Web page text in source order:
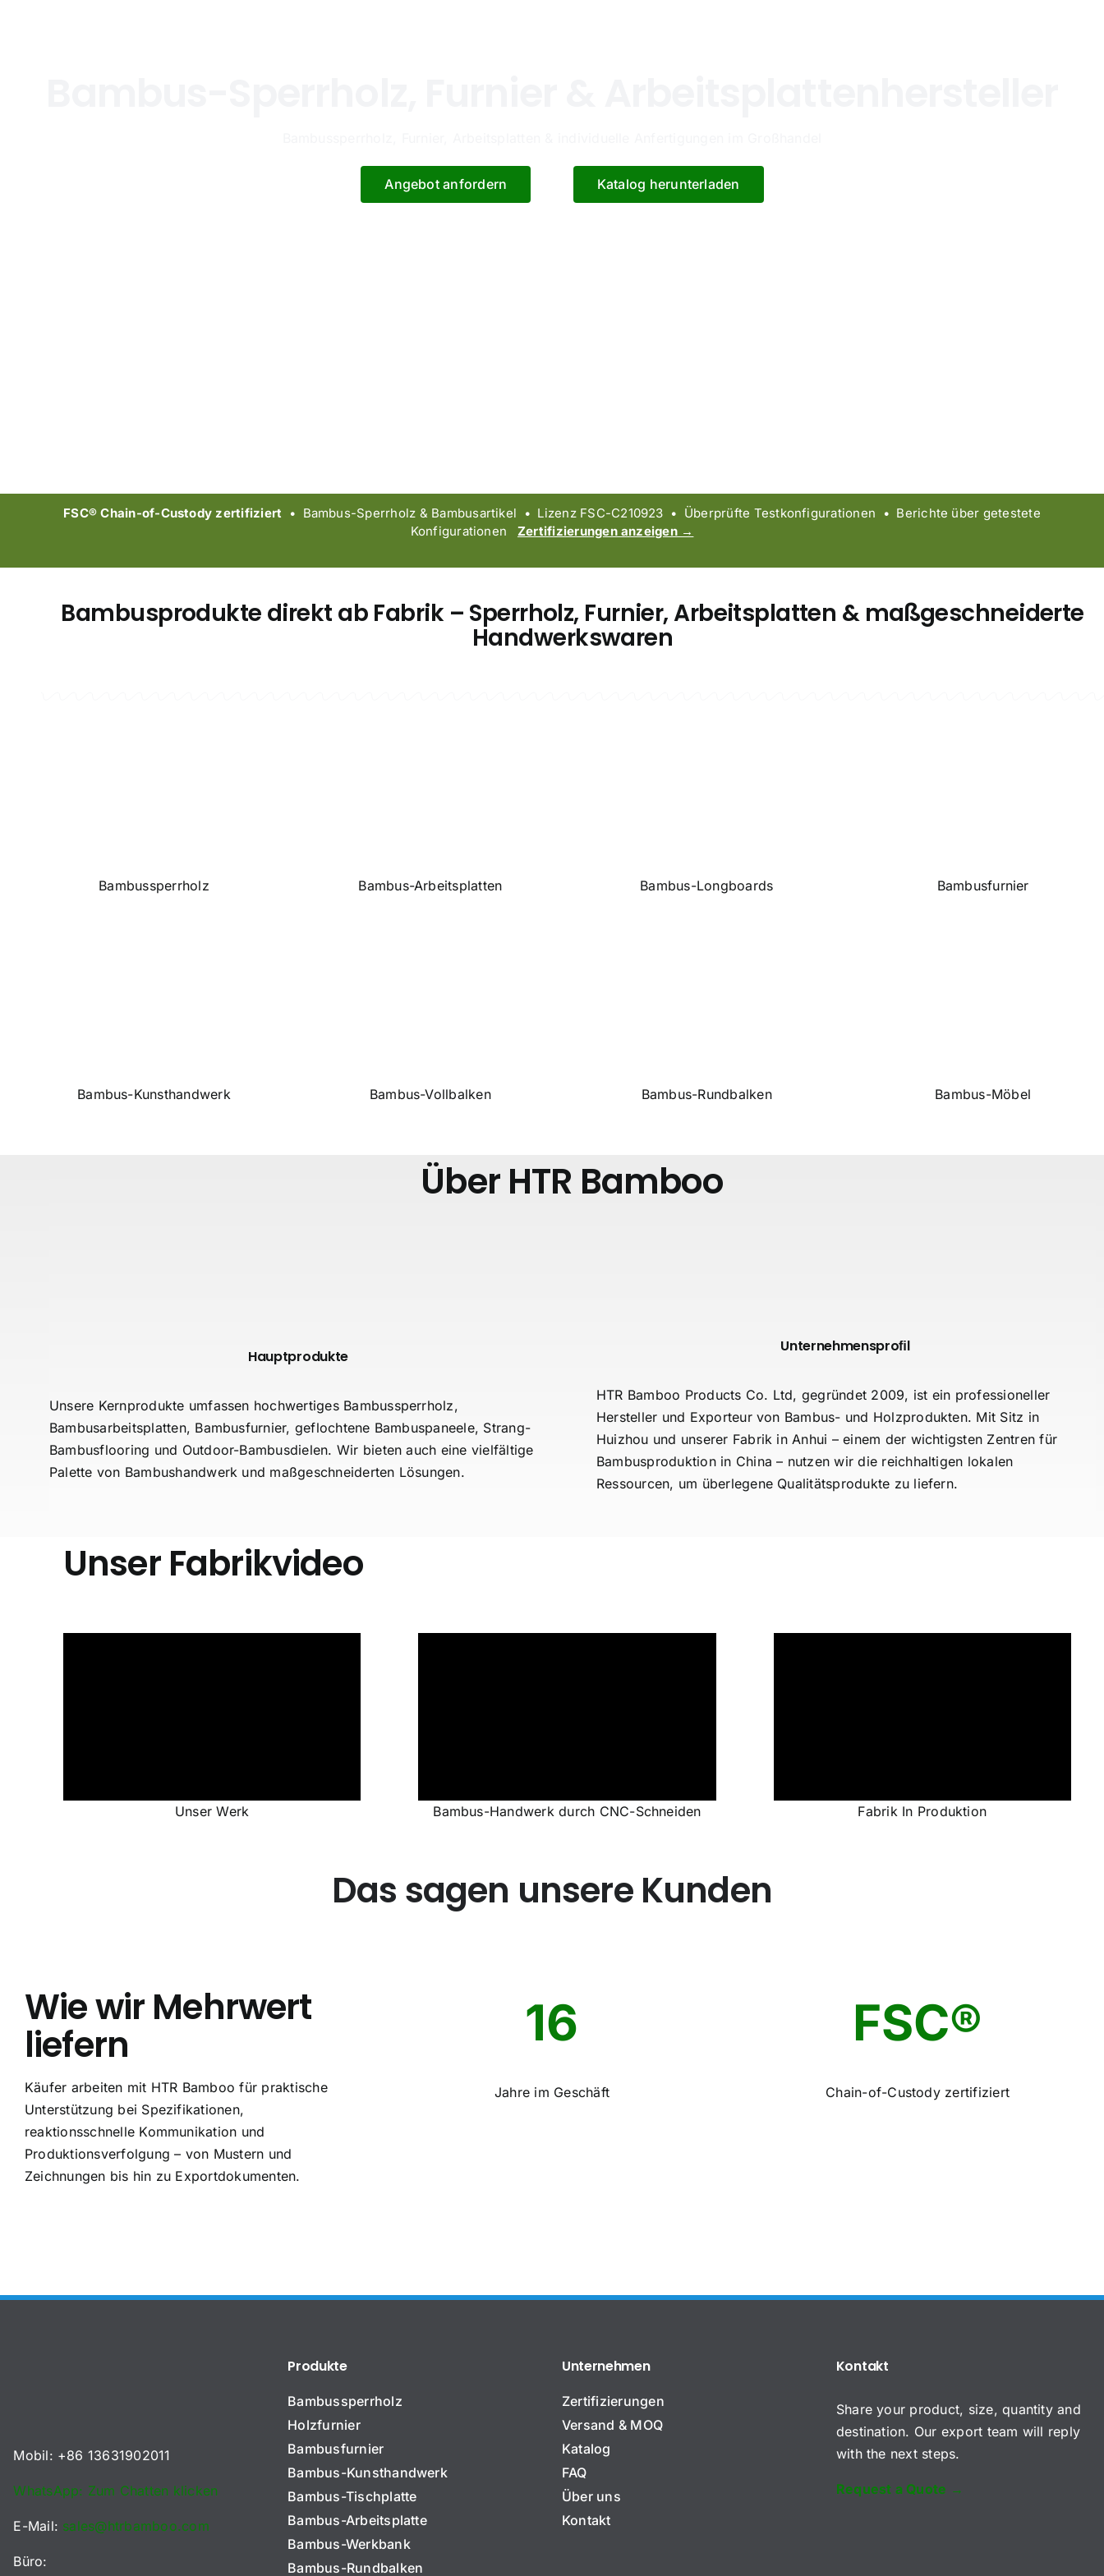
Angebot anfordern Katalog herunterladen
FSC® Chain-of-Custody zertifiziert • Bambus-Sperrholz & Bambusartikel • Lizenz FSC-C210923 • Überprüfte Testkonfigurationen • Berichte über getestete
Konfigurationen Zertifizierungen anzeigen →
Bambusprodukte direkt ab Fabrik – Sperrholz, Furnier, Arbeitsplatten & maßgeschneiderte
Handwerkswaren
Bambussperrholz Bambus-Arbeitsplatten Bambus-Longboards Bambusfurnier
Bambus-Kunsthandwerk Bambus-Vollbalken Bambus-Rundbalken Bambus-Möbel
Über HTR Bamboo
Hauptprodukte
Unsere Kernprodukte umfassen hochwertiges Bambussperrholz,
Bambusarbeitsplatten, Bambusfurnier, geflochtene Bambuspaneele, Strang-
Bambusflooring und Outdoor-Bambusdielen. Wir bieten auch eine vielfältige
Palette von Bambushandwerk und maßgeschneiderten Lösungen.
Unternehmensproﬁl
HTR Bamboo Products Co. Ltd, gegründet 2009, ist ein professioneller
Hersteller und Exporteur von Bambus- und Holzprodukten. Mit Sitz in
Huizhou und unserer Fabrik in Anhui – einem der wichtigsten Zentren für
Bambusproduktion in China – nutzen wir die reichhaltigen lokalen
Ressourcen, um überlegene Qualitätsprodukte zu liefern.
Unser Fabrikvideo
Unser Werk Bambus-Handwerk durch CNC-Schneiden Fabrik In Produktion
Das sagen unsere Kunden
Wie wir Mehrwert
liefern
Käufer arbeiten mit HTR Bamboo für praktische
Unterstützung bei Spezifikationen,
reaktionsschnelle Kommunikation und
Produktionsverfolgung – von Mustern und
Zeichnungen bis hin zu Exportdokumenten.
16
Jahre im Geschäft
FSC®
Chain-of-Custody zertifiziert
Mobil: +86 13631902011
WhatsApp: Zum Chatten klicken
E-Mail: sales@htrbamboo.com
Büro:
Produkte
Bambussperrholz
Holzfurnier
Bambusfurnier
Bambus-Kunsthandwerk
Bambus-Tischplatte
Bambus-Arbeitsplatte
Bambus-Werkbank
Bambus-Rundbalken
Unternehmen
Zertifizierungen
Versand & MOQ
Katalog
FAQ
Über uns
Kontakt
Kontakt
Share your product, size, quantity and
destination. Our export team will reply
with the next steps.
Request a Quote →
a
e
i
r